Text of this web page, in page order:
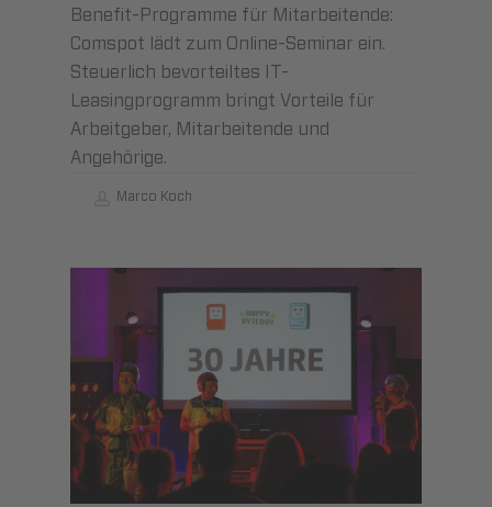
Benefit-Programme für Mitarbeitende:
Comspot lädt zum Online-Seminar ein.
Steuerlich bevorteiltes IT-
Leasingprogramm bringt Vorteile für
Arbeitgeber, Mitarbeitende und
Angehörige.
Marco Koch